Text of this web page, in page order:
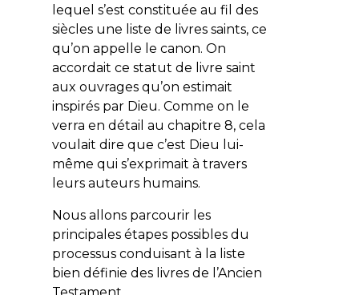
lequel s’est constituée au fil des
siècles une liste de livres saints, ce
qu’on appelle le canon. On
accordait ce statut de livre saint
aux ouvrages qu’on estimait
inspirés par Dieu. Comme on le
verra en détail au chapitre 8, cela
voulait dire que c’est Dieu lui-
même qui s’exprimait à travers
leurs auteurs humains.
Nous allons parcourir les
principales étapes possibles du
processus conduisant à la liste
bien définie des livres de l’Ancien